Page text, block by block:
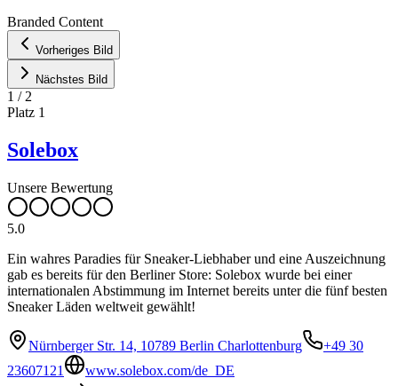
+
−
Branded Content
Vorheriges Bild
Nächstes Bild
1 / 2
Platz 1
Solebox
Unsere Bewertung
5.0
Ein wahres Paradies für Sneaker-Liebhaber und eine Auszeichnung
gab es bereits für den Berliner Store: Solebox wurde bei einer
internationalen Abstimmung im Internet bereits unter die fünf besten
Sneaker Läden weltweit gewählt!
Nürnberger Str. 14, 10789 Berlin Charlottenburg
+49 30
23607121
www.solebox.com/de_DE